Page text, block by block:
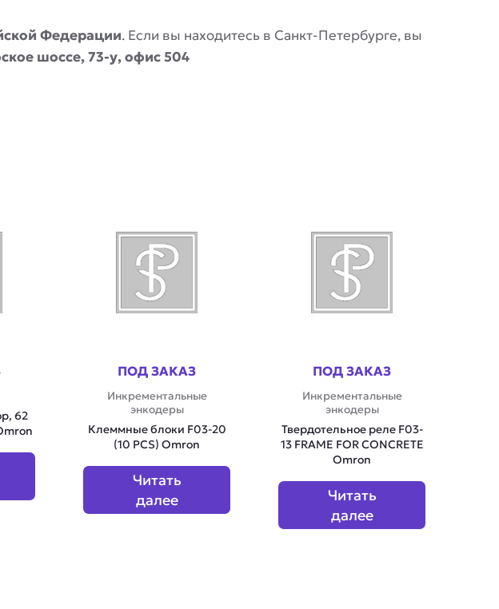
Федерации. Если вы находитесь в Санкт-Петербурге, вы
шоссе, 73-у, офис 504
62
ПОД ЗАКАЗ
Инкрементальные
энкодеры
Клеммные блоки F03-20
(10 PCS) Omron
Читать
далее
ПОД ЗАКАЗ
Инкрементальные
энкодеры
Твердотельное реле F03-
13 FRAME FOR CONCRETE
Omron
Читать
далее